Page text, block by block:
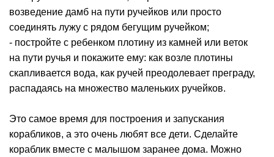
возведение дамб на пути ручейков или просто
соединять лужу с рядом бегущим ручейком;
- постройте с ребенком плотину из камней или веток
на пути ручья и покажите ему: как возле плотины
скапливается вода, как ручей преодолевает преграду,
распадаясь на множество маленьких ручейков.
Это самое время для построения и запускания
корабликов, а это очень любят все дети. Сделайте
кораблик вместе с малышом заранее дома. Можно